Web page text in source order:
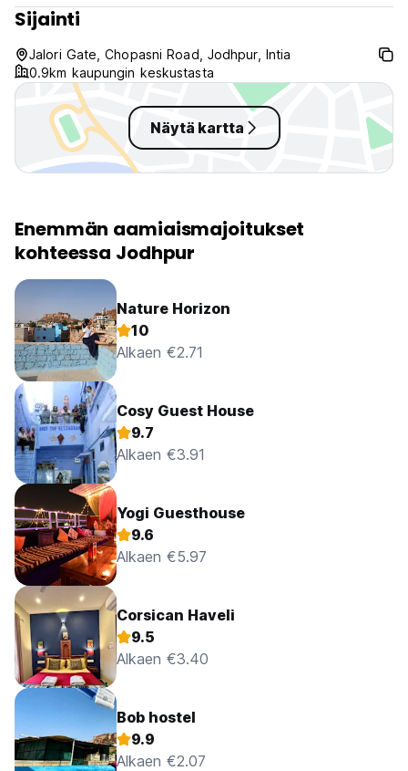
Sijainti
Jalori Gate, Chopasni Road, Jodhpur, Intia
0.9km kaupungin keskustasta
Näytä kartta
Enemmän aamiaismajoitukset
kohteessa Jodhpur
Nature Horizon
10
Alkaen €2.71
Cosy Guest House
9.7
Alkaen €3.91
Yogi Guesthouse
9.6
Alkaen €5.97
Corsican Haveli
9.5
Alkaen €3.40
Bob hostel
9.9
Alkaen €2.07